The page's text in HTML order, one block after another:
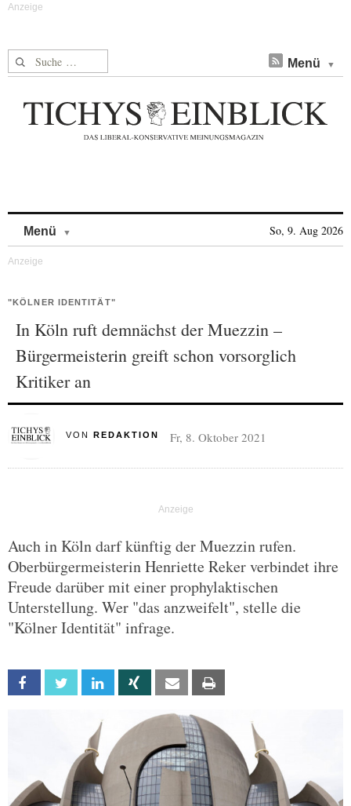
Suche nach: Menü
Menü So, 9. Aug 2026
"KÖLNER IDENTITÄT"
In Köln ruft demnächst der Muezzin –
Bürgermeisterin greift schon vorsorglich
Kritiker an
VON REDAKTION Fr, 8. Oktober 2021
Auch in Köln darf künftig der Muezzin rufen.
Oberbürgermeisterin Henriette Reker verbindet ihre
Freude darüber mit einer prophylaktischen
Unterstellung. Wer "das anzweifelt", stelle die
"Kölner Identität" infrage.
Facebook Twitter Linkedin Xing Email